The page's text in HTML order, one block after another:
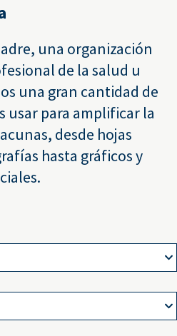
una organización
de la salud u
una gran cantidad de
usar para amplificar la
desde hojas
hasta gráficos y